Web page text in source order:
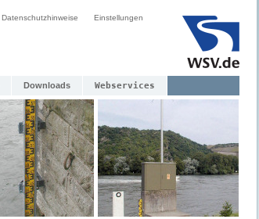
Datenschutzhinweise Einstellungen
Downloads Webservices